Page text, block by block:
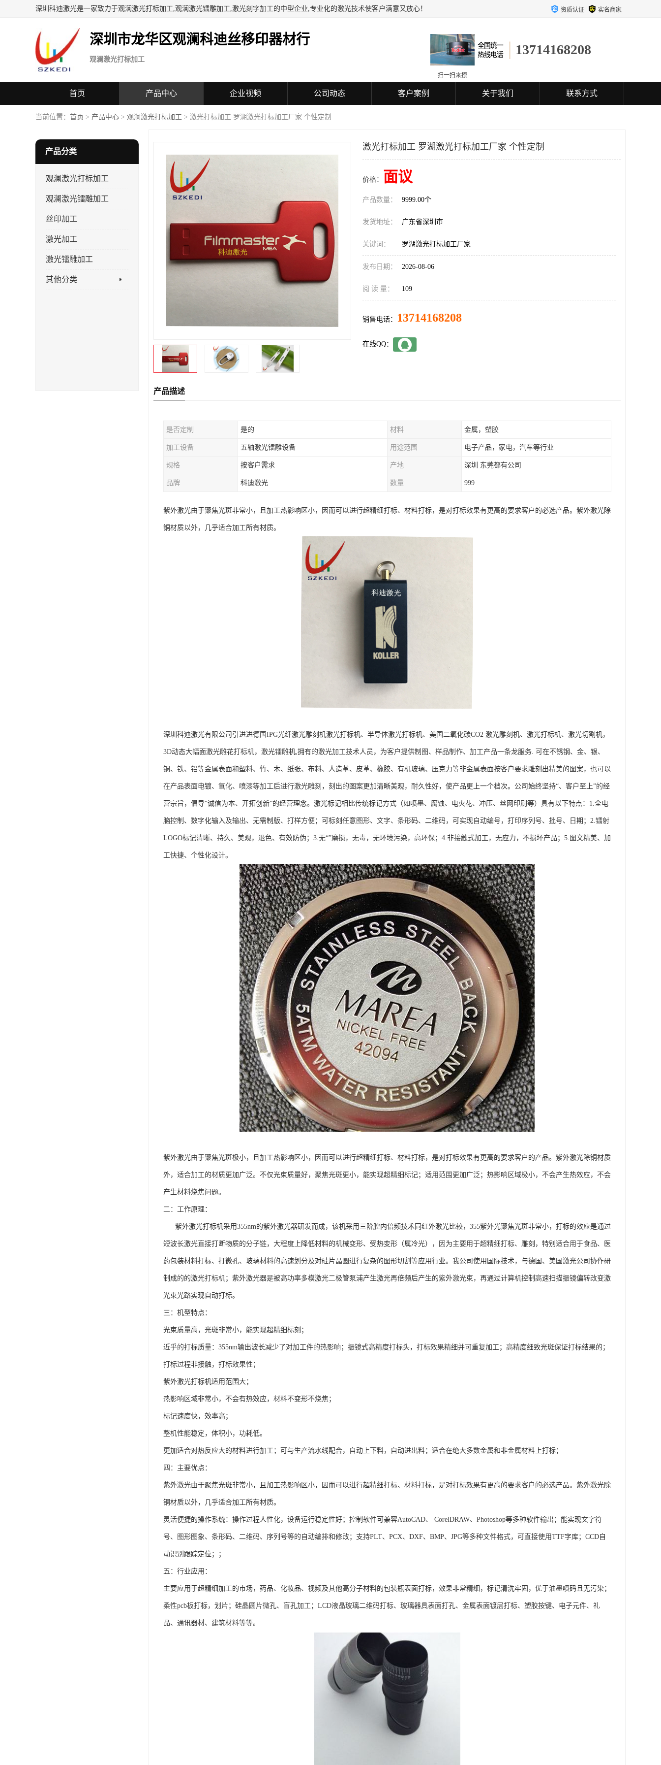
深圳科迪激光是一家致力于观澜激光打标加工,观澜激光镭雕加工,激光刻字加工的中型企业,专业化的激光技术使客户满意又放心！ 资质认证 实名商家
深圳市龙华区观澜科迪丝移印器材行
观澜激光打标加工
13714168208
扫一扫来撩
首页 产品中心 企业视频 公司动态 客户案例 关于我们 联系方式
当前位置： 首页 > 产品中心 > 观澜激光打标加工 > 激光打标加工 罗湖激光打标加工厂家 个性定制
产品分类
观澜激光打标加工
观澜激光镭雕加工
丝印加工
激光加工
激光镭雕加工
其他分类
激光打标加工 罗湖激光打标加工厂家 个性定制
价格： 面议
产品数量： 9999.00个
发货地址： 广东省深圳市
关键词： 罗湖激光打标加工厂家
发布日期： 2026-08-06
阅 读 量： 109
销售电话： 13714168208
在线QQ：
产品描述
是否定制 是的 材料 金属，塑胶
加工设备 五轴激光镭雕设备 用途范围 电子产品，家电，汽车等行业
规格 按客户需求 产地 深圳 东莞都有公司
品牌 科迪激光 数量 999
紫外激光由于聚焦光斑非常小，且加工热影响区小，因而可以进行超精细打标、材料打标，是对打标效果有更高的要求客户的必选产品。紫外激光除
铜材质以外，几乎适合加工所有材质。
深圳科迪激光有限公司引进进德国IPG光纤激光雕刻机激光打标机、半导体激光打标机、美国二氧化碳CO2 激光雕刻机、激光打标机、激光切割机，
3D动态大幅面激光雕花打标机，激光镭雕机,拥有的激光加工技术人员，为客户提供制图、样品制作、加工产品一条龙服务. 可在不锈钢、金、银、
铜、铁、铝等金属表面和塑料、竹、木、纸张、布料、人造革、皮革、橡胶、有机玻璃、压克力等非金属表面按客户要求雕刻出精美的图案，也可以
在产品表面电镀、氧化、喷漆等加工后进行激光雕刻，刻出的图案更加清晰美观，耐久性好，使产品更上一个档次。公司始终坚持“、客户至上”的经
营宗旨，倡导“诚信为本、开拓创新”的经营理念。激光标记相比传统标记方式（如喷墨、腐蚀、电火花、冲压、丝网印刷等）具有以下特点：1.全电
脑控制、数字化输入及输出、无需制版、打样方便；可标刻任意图形、文字、条形码、二维码，可实现自动编号，打印序列号、批号、日期；2.镭射
LOGO标记清晰、持久、美观，退色、有效防伪；3.无“”磨损，无毒，无环境污染，高环保；4.非接触式加工，无应力，不损坏产品；5.图文精美、加
工快捷、个性化设计。
紫外激光由于聚焦光斑极小，且加工热影响区小，因而可以进行超精细打标、材料打标，是对打标效果有更高的要求客户的产品。紫外激光除铜材质
外，适合加工的材质更加广泛。不仅光束质量好，聚焦光斑更小，能实现超精细标记；适用范围更加广泛；热影响区域极小，不会产生热效应，不会
产生材料烧焦问题。
二：工作原理：
紫外激光打标机采用355nm的紫外激光器研发而成，该机采用三阶腔内倍频技术同红外激光比较，355紫外光聚焦光斑非常小，打标的效应是通过
短波长激光直接打断物质的分子链，大程度上降低材料的机械变形、受热变形（属冷光），因为主要用于超精细打标、雕刻，特别适合用于食品、医
药包装材料打标、打微孔、玻璃材料的高速划分及对硅片晶圆进行复杂的图形切割等应用行业。我公司使用国际技术，与德国、美国激光公司协作研
制成的的激光打标机；紫外激光器是被高功率多模激光二极管泵浦产生激光再倍频后产生的紫外激光束，再通过计算机控制高速扫描振镜偏转改变激
光束光路实现自动打标。
三：机型特点：
光束质量高，光斑非常小，能实现超精细标刻；
近乎的打标质量：355nm输出波长减少了对加工件的热影响；振镜式高精度打标头，打标效果精细并可重复加工；高精度细致光斑保证打标结果的；
打标过程非接触，打标效果性；
紫外激光打标机适用范围大；
热影响区域非常小，不会有热效应，材料不变形不烧焦；
标记速度快，效率高；
整机性能稳定，体积小，功耗低。
更加适合对热反应大的材料进行加工；可与生产流水线配合，自动上下料，自动进出料；适合在绝大多数金属和非金属材料上打标；
四：主要优点：
紫外激光由于聚焦光斑非常小，且加工热影响区小，因而可以进行超精细打标、材料打标，是对打标效果有更高的要求客户的必选产品。紫外激光除
铜材质以外，几乎适合加工所有材质。
灵活便捷的操作系统：操作过程人性化，设备运行稳定性好；控制软件可兼容AutoCAD、 CorelDRAW、Photoshop等多种软件输出；能实现文字符
号、图形图象、条形码、二维码、序列号等的自动编排和修改；支持PLT、PCX、DXF、BMP、JPG等多种文件格式，可直接使用TTF字库；CCD自
动识别跟踪定位；；
五：行业应用：
主要应用于超精细加工的市场，药品、化妆品、视频及其他高分子材料的包装瓶表面打标，效果非常精细，标记清洗牢固，优于油墨喷码且无污染；
柔性pcb板打标，划片；硅晶圆片微孔、盲孔加工；LCD液晶玻璃二维码打标、玻璃器具表面打孔、金属表面镀层打标、塑胶按键、电子元件、礼
品、通讯器材、建筑材料等等。